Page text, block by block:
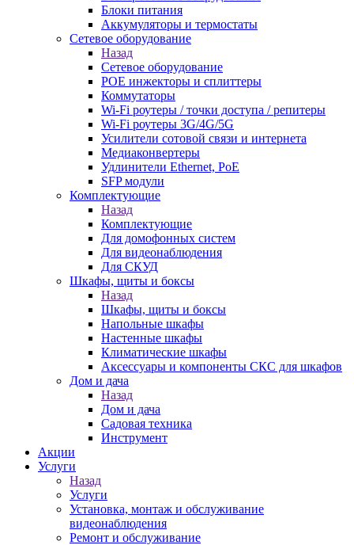
Блоки питания
Аккумуляторы и термостаты
Сетевое оборудование
Назад
Сетевое оборудование
POE инжекторы и сплиттеры
Коммутаторы
Wi-Fi роутеры / точки доступа / репитеры
Wi-Fi роутеры 3G/4G/5G
Усилители сотовой связи и интернета
Медиаконвертеры
Удлинители Ethernet, PoE
SFP модули
Комплектующие
Назад
Комплектующие
Для домофонных систем
Для видеонаблюдения
Для СКУД
Шкафы, щиты и боксы
Назад
Шкафы, щиты и боксы
Напольные шкафы
Настенные шкафы
Климатические шкафы
Аксессуары и компоненты СКС для шкафов
Дом и дача
Назад
Дом и дача
Садовая техника
Инструмент
Акции
Услуги
Назад
Услуги
Установка, монтаж и обслуживание
видеонаблюдения
Ремонт и обслуживание